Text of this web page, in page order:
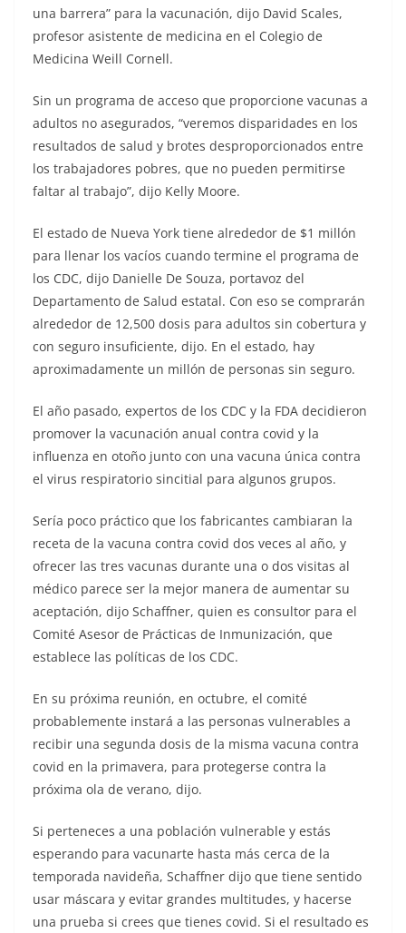
una barrera” para la vacunación, dijo David Scales,
profesor asistente de medicina en el Colegio de
Medicina Weill Cornell.
Sin un programa de acceso que proporcione vacunas a
adultos no asegurados, “veremos disparidades en los
resultados de salud y brotes desproporcionados entre
los trabajadores pobres, que no pueden permitirse
faltar al trabajo”, dijo Kelly Moore.
El estado de Nueva York tiene alrededor de $1 millón
para llenar los vacíos cuando termine el programa de
los CDC, dijo Danielle De Souza, portavoz del
Departamento de Salud estatal. Con eso se comprarán
alrededor de 12,500 dosis para adultos sin cobertura y
con seguro insuficiente, dijo. En el estado, hay
aproximadamente un millón de personas sin seguro.
El año pasado, expertos de los CDC y la FDA decidieron
promover la vacunación anual contra covid y la
influenza en otoño junto con una vacuna única contra
el virus respiratorio sincitial para algunos grupos.
Sería poco práctico que los fabricantes cambiaran la
receta de la vacuna contra covid dos veces al año, y
ofrecer las tres vacunas durante una o dos visitas al
médico parece ser la mejor manera de aumentar su
aceptación, dijo Schaffner, quien es consultor para el
Comité Asesor de Prácticas de Inmunización, que
establece las políticas de los CDC.
En su próxima reunión, en octubre, el comité
probablemente instará a las personas vulnerables a
recibir una segunda dosis de la misma vacuna contra
covid en la primavera, para protegerse contra la
próxima ola de verano, dijo.
Si perteneces a una población vulnerable y estás
esperando para vacunarte hasta más cerca de la
temporada navideña, Schaffner dijo que tiene sentido
usar máscara y evitar grandes multitudes, y hacerse
una prueba si crees que tienes covid. Si el resultado es